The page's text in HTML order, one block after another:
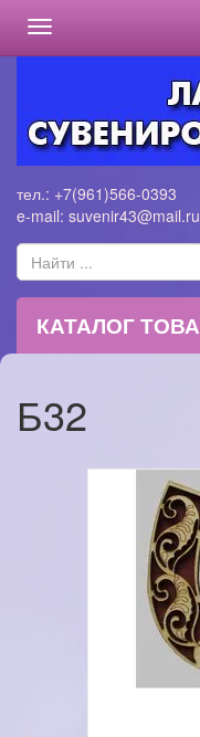
Toggle
navigation
тел.: +7(961)566-0393
e-mail: suvenir43@mail.ru
КАТАЛОГ
Б32